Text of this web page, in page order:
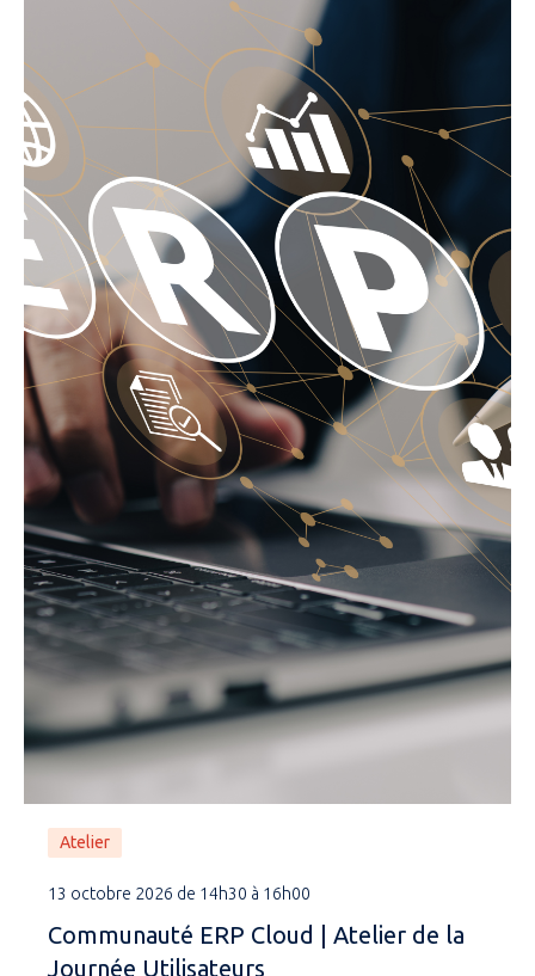
Atelier
13 octobre 2026 de 14h30 à 16h00
Communauté ERP Cloud | Atelier de la
Journée Utilisateurs